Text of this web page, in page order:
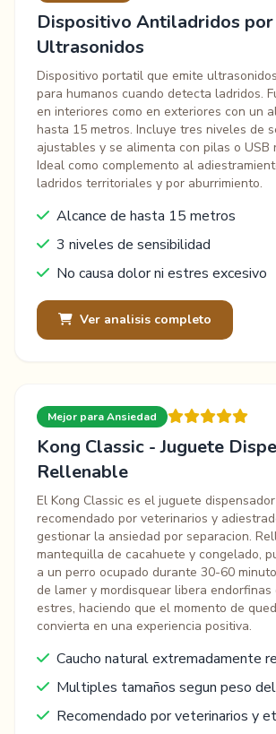
Dispositivo Antiladridos por
Ultrasonidos
Dispositivo portatil que emite
para humanos cuando detecta ladridos.
en interiores como en exteriores con un
hasta 15 metros. Incluye tres niveles de
ajustables y se alimenta con pilas o USB
Ideal como complemento al
ladridos territoriales y por aburrimiento.
Alcance de hasta 15 metros
3 niveles de sensibilidad
No causa dolor ni estres excesivo
Ver analisis completo
Mejor para Ansiedad
Kong Classic - Juguete
Rellenable
El Kong Classic es el juguete
recomendado por veterinarios y
gestionar la ansiedad por separacion.
mantequilla de cacahuete y congelado,
a un perro ocupado durante 30-60
de lamer y mordisquear libera
estres, haciendo que el momento de
convierta en una experiencia positiva.
Caucho natural extremadamente
Multiples tamaños segun peso
Recomendado por veterinarios y